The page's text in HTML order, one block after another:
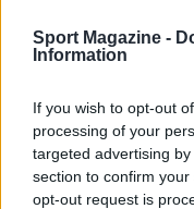
Sport Magazine -
Information
If you wish to opt-out
processing of your
targeted advertising
section to confirm
opt-out request is
l’avventura europea
Ilaria Mauri · 7 Ago 2026
BASKET